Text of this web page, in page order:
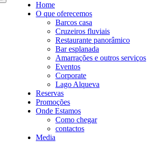
Home
O que oferecemos
Barcos casa
Cruzeiros fluviais
Restaurante panorâmico
Bar esplanada
Amarrações e outros serviços
Eventos
Corporate
Lago Alqueva
Reservas
Promoções
Onde Estamos
Como chegar
contactos
Media